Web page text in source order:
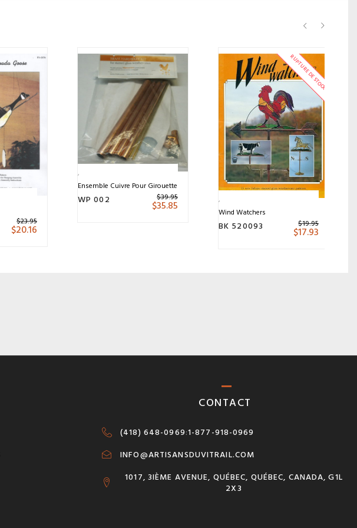
$23.95
$20.16
Ensemble Cuivre Pour Girouette
WP 002 $39.95
$35.85
RUPTURE DE STOCK
Wind Watchers
BK 520093 $19.95
$17.93
CONTACT
(418) 648-0969:1-877-918-0969
INFO@ARTISANSDUVITRAIL.COM
1017, 3IÈME AVENUE, QUÉBEC, QUÉBEC, CANADA, G1L
2X3